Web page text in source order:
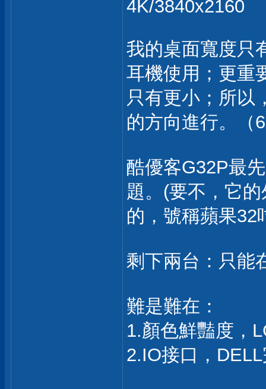
4K/3840x2160
我的桌面寬度只
耳機使用；更重
只有更小；所以
的方向進行。（
酷優客G32P最
題。(要不，它
的，號稱蘋果32
剩下兩台：只能
難是難在：
1.顏色鮮豔度，
2.IO接口，